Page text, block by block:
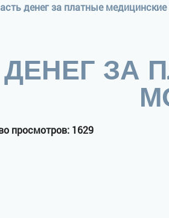
денег за платные
ЗА
просмотров: 1629